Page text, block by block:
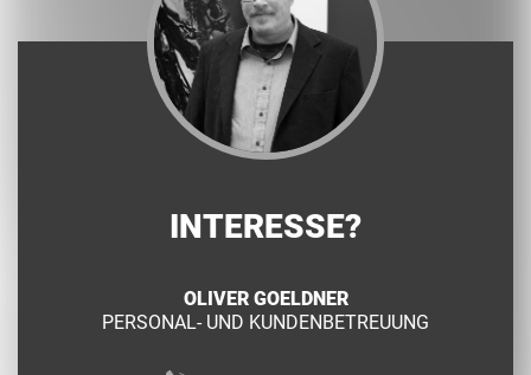
INTERESSE?
OLIVER GOELDNER
PERSONAL- UND KUNDENBETREUUNG